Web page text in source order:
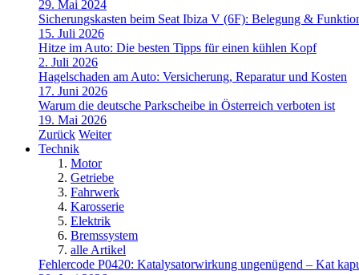
29. Mai 2024
Sicherungskasten beim Seat Ibiza V (6F): Belegung &
15. Juli 2026
Hitze im Auto: Die besten Tipps für einen kühlen Kopf
2. Juli 2026
Hagelschaden am Auto: Versicherung, Reparatur und Kosten
17. Juni 2026
Warum die deutsche Parkscheibe in Österreich verboten ist
19. Mai 2026
Zurück Weiter
Technik
Motor
Getriebe
Fahrwerk
Karosserie
Elektrik
Bremssystem
alle Artikel
Fehlercode P0420: Katalysatorwirkung ungenügend – Kat